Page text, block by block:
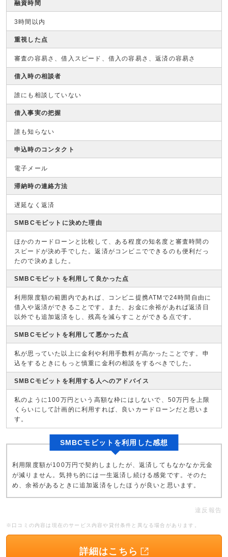
融資時間
3時間以内
重視した点
審査の容易さ、借入スピード、借入の容易さ、返済の容易さ
借入時の相談者
誰にも相談していない
借入事実の把握
誰も知らない
申込時のコンタクト
電子メール
滞納時の連絡方法
遅延なく返済
SMBCモビットに決めた理由
ほかのカードローンと比較して、ある程度の知名度と審査時間の
スピードが決め手でした。返済がコンビニでできるのも便利だっ
たので決めました。
SMBCモビットを利用して良かった点
利用限度額の範囲内であれば、コンビニ提携ATMで24時間自由に
借入や返済ができることです。また、お金に余裕があれば返済日
以外でも追加返済をし、残高を減らすことができる点です。
SMBCモビットを利用して悪かった点
私が思っていた以上に金利や利用手数料が高かったことです。申
込をするときにもっと慎重に金利の相談をするべきでした。
SMBCモビットを利用する人へのアドバイス
私のように100万円という高額な枠にはしないで、50万円を上限
くらいにして計画的に利用すれば、良いカードローンだと思いま
す。
SMBCモビットを利用した感想
利用限度額が100万円で契約しましたが、返済してもなかなか元金
が減りません。気持ち的には一生返済し続ける感覚です。そのた
め、余裕があるときに追加返済をしたほうが良いと思います。
違反報告
※口コミの内容は現在のサービス内容や貸付条件と異なる場合があります。
詳細はこちら